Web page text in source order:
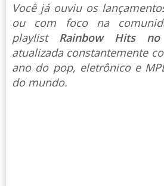
Você já ouviu os
ou com foco na
playlist Rainbow Hits
atualizada constantemente
ano do pop, eletrônico e
do mundo.